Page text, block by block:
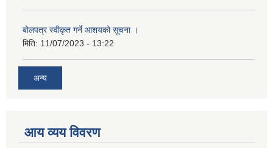
बोलपत्र स्वीकृत गर्ने आशयको सूचना ।
मिति: 11/07/2023 - 13:22
अन्य
आय व्यय विवरण